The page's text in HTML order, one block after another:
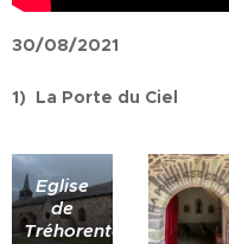
30/08/2021
1) La Porte du Ciel
Eglise
de
Tréhorenteuc